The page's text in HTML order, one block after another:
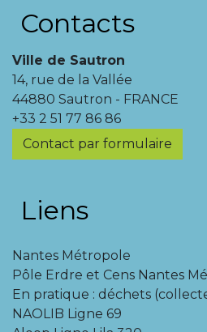
Contacts
Ville de Sautron
14, rue de la Vallée
44880 Sautron - FRANCE
+33 2 51 77 86 86
Contact par formulaire
Liens
Nantes Métropole
Pôle Erdre et Cens Nantes
En pratique : déchets
NAOLIB Ligne 69